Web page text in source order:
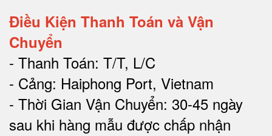
Điều Kiện Thanh Toán và Vận
Chuyển
- Thanh Toán: T/T, L/C
- Cảng: Haiphong Port, Vietnam
- Thời Gian Vận Chuyển: 30-45 ngày
sau khi hàng mẫu được chấp nhận